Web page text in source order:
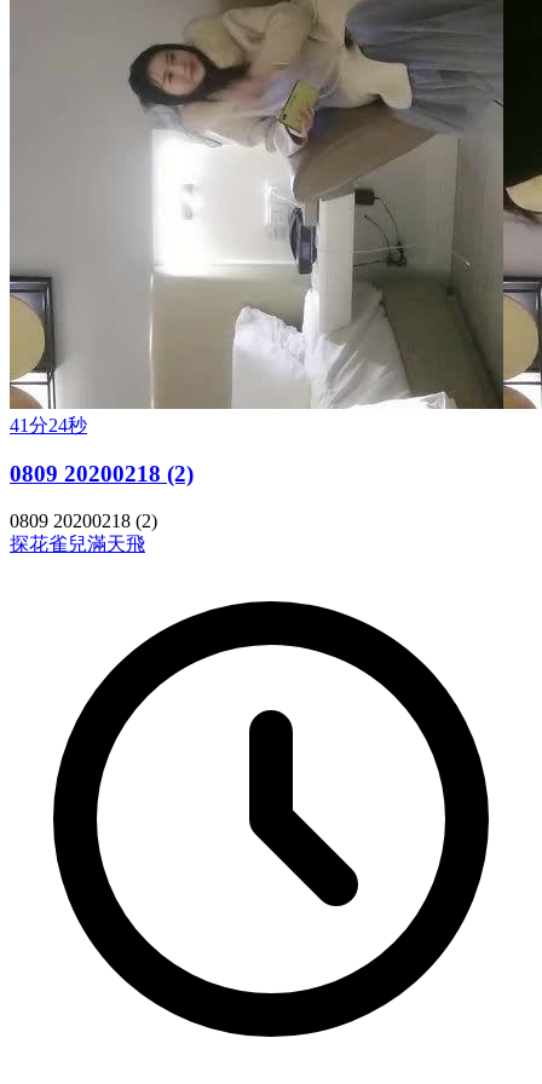
41分24秒
0809 20200218 (2)
0809 20200218 (2)
探花雀兒滿天飛